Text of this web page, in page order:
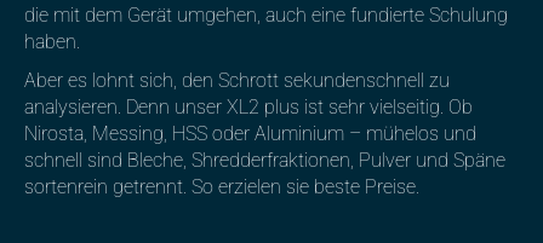
die mit dem Gerät umgehen, auch eine fundierte Schulung
haben.
Aber es lohnt sich, den Schrott sekundenschnell zu
analysieren. Denn unser XL2 plus ist sehr vielseitig. Ob
Nirosta, Messing, HSS oder Aluminium – mühelos und
schnell sind Bleche, Shredderfraktionen, Pulver und Späne
sortenrein getrennt. So erzielen sie beste Preise.